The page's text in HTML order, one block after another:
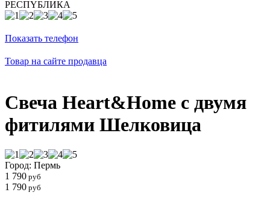
РЕСПYБЛИКА
Показать телефон
Товар на сайте продавца
Свеча Heart&Home с двумя
фитилями Шелковица
Город: Пермь
1 790 руб
1 790 руб